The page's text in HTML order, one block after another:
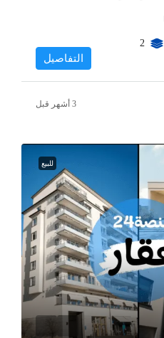
2
التفاصيل
للبيع